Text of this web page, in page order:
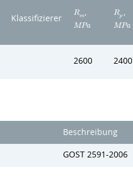
Klassifizierer
Rm ,
MPa
Rp ,
MPa
2600 2400
Beschreibung
GOST 2591-2006